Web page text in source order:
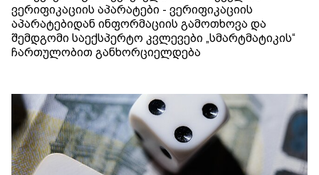
ვერიფიკაციის აპარატები - ვერიფიკაციის
აპარატებიდან ინფორმაციის გამოთხოვა და
შემდგომი საექსპერტო კვლევები „სმარტმატიკის“
ჩართულობით განხორციელდება